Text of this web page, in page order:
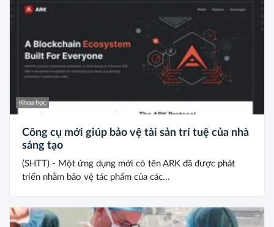
Khoa học
Công cụ mới giúp bảo vệ tài sản trí tuệ của nhà
sáng tạo
(SHTT) - Một ứng dụng mới có tên ARK đã được phát
triển nhằm bảo vệ tác phẩm của các...